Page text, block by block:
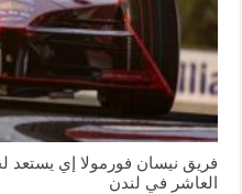
فريق نيسان فورمولا إي
العاشر في لندن